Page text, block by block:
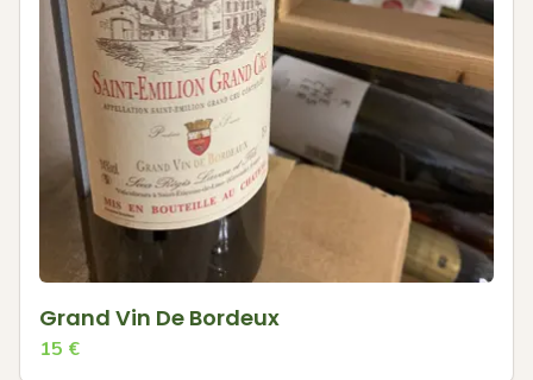
Grand Vin De Bordeux
15 €